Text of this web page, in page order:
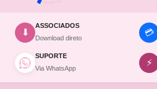
⬇
ASSOCIADOS
Download direto
💳
SUPORTE
Via WhatsApp
⚡